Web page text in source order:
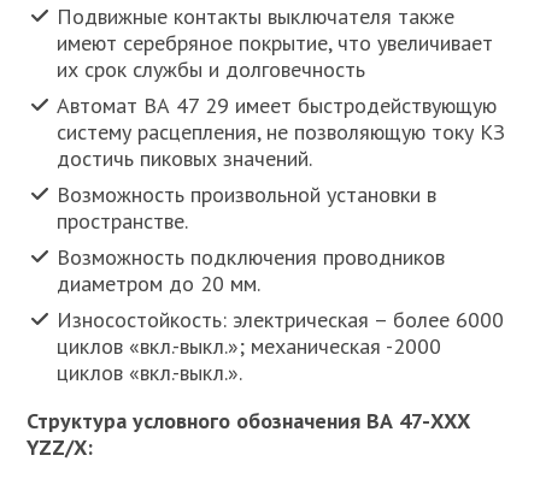
Подвижные контакты выключателя также
имеют серебряное покрытие, что увеличивает
их срок службы и долговечность
Автомат ВА 47 29 имеет быстродействующую
систему расцепления, не позволяющую току КЗ
достичь пиковых значений.
Возможность произвольной установки в
пространстве.
Возможность подключения проводников
диаметром до 20 мм.
Износостойкость: электрическая – более 6000
циклов «вкл.-выкл.»; механическая -2000
циклов «вкл.-выкл.».
Структура условного обозначения ВА 47-ХХХ
YZZ/Х: